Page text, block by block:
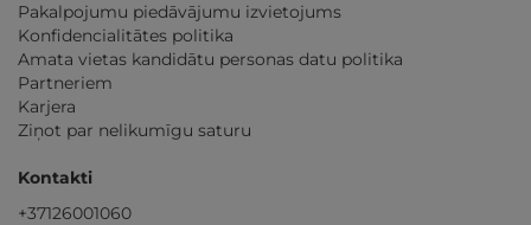
Pakalpojumu piedāvājumu izvietojums
Konfidencialitātes politika
Amata vietas kandidātu personas datu politika
Partneriem
Karjera
Ziņot par nelikumīgu saturu
Kontakti
+37126001060